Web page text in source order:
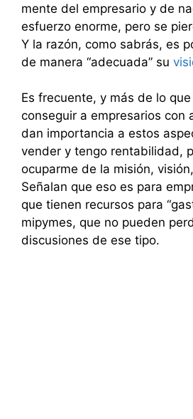
mente del empresario y de
esfuerzo enorme, pero se
Y la razón, como sabrás, es
de manera “adecuada” su
Es frecuente, y más de lo
conseguir a empresarios con
dan importancia a estos
vender y tengo rentabilidad,
ocuparme de la misión,
Señalan que eso es para
que tienen recursos para
mipymes, que no pueden
discusiones de ese tipo.